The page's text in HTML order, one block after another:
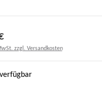
Preis:
zzgl. Versandkosten